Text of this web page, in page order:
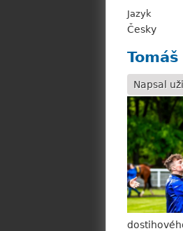
Jazyk
Česky
Napsal